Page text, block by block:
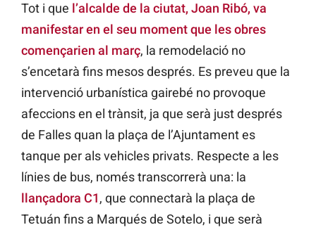
Tot i que l’alcalde de la ciutat, Joan Ribó, va
manifestar en el seu moment que les obres
començarien al març, la remodelació no
s’encetarà fins mesos després. Es preveu que la
intervenció urbanística gairebé no provoque
afeccions en el trànsit, ja que serà just després
de Falles quan la plaça de l’Ajuntament es
tanque per als vehicles privats. Respecte a les
línies de bus, només transcorrerà una: la
llançadora C1, que connectarà la plaça de
Tetuán fins a Marqués de Sotelo, i que serà